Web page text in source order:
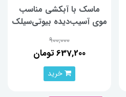
ماسک با آبکشی مناسب
موی آسیب‌دیده بیوتی‌سیلک
میلی‌لیتر
900,000
637,200 تومان
خرید